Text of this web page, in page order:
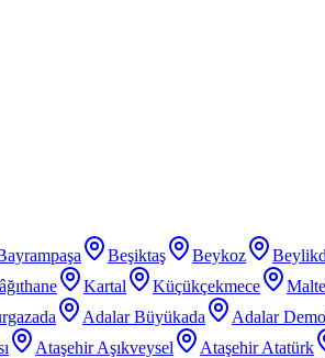
Beşiktaş Beykoz
Kartal Küçükçekmece
Adalar Büyükada Adalar
Ataşehir Aşıkveysel Ataşehir Atatürk